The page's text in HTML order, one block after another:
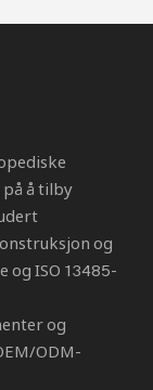
på å tilby
og
og ISO 13485-
og
ODM-